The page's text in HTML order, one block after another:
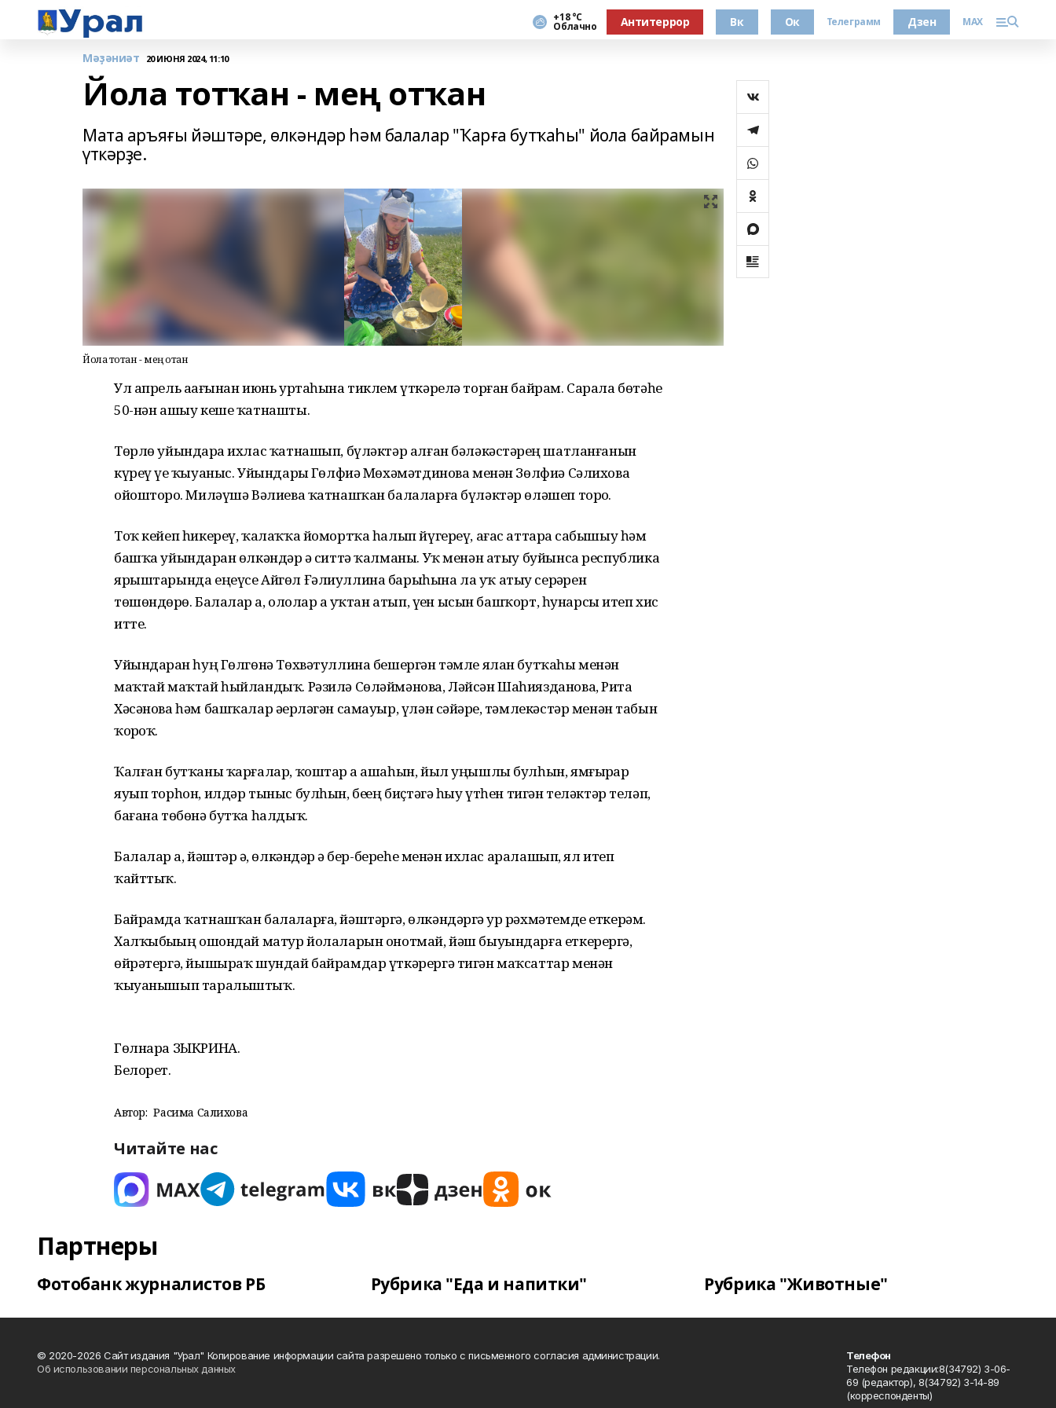
+18 °С
Облачно Антитеррор Вк Ок Телеграмм Дзен MAX
Мәҙәниәт 20 ИЮНЯ 2024, 11:10
Йола тотҡан - мең отҡан
Мата аръяғы йәштәре, өлкәндәр һәм балалар "Ҡарға бутҡаһы" йола байрамын
үткәрҙе.
Йола тотҡан - мең отҡан
Ул апрель аҙағынан июнь уртаһына тиклем үткәрелә торған байрам. Сарала бөтәһе
50-нән ашыу кеше ҡатнашты.
Төрлө уйындарҙа ихлас ҡатнашып, бүләктәр алған бәләкәстәрҙең шатланғанын
күреү үҙе ҡыуаныс. Уйындарҙы Гөлфиә Мөхәмәтдинова менән Зөлфиә Сәлихова
ойошторҙо. Миләүшә Вәлиева ҡатнашҡан балаларға бүләктәр өләшеп торҙо.
Тоҡ кейеп һикереү, ҡалаҡҡа йомортҡа һалып йүгереү, ағас аттарҙа сабышыу һәм
башҡа уйындарҙан өлкәндәр ҙә ситтә ҡалманы. Уҡ менән атыу буйынса республика
ярыштарында еңеүсе Айгөл Ғәлиуллина барыһына ла уҡ атыу серҙәрен
төшөндөрҙө. Балалар ҙа, ололар ҙа уҡтан атып, үҙен ысын башҡорт, һунарсы итеп хис
итте.
Уйындарҙан һуң Гөлгөнә Төхвәтуллина бешергән тәмле ялан бутҡаһы менән
маҡтай маҡтай һыйландыҡ. Рәзилә Сөләймәнова, Ләйсән Шаһиязданова, Рита
Хәсәнова һәм башҡалар әҙерләгән самауыр, үлән сәйҙәре, тәмлекәстәр менән табын
ҡорҙоҡ.
Ҡалған бутҡаны ҡарғалар, ҡоштар ҙа ашаһын, йыл уңышлы булһын, ямғырҙар
яуып торһон, илдәр тыныс булһын, беҙҙең биҫтәгә һыу үтһен тигән теләктәр теләп,
бағана төбөнә бутҡа һалдыҡ.
Балалар ҙа, йәштәр ҙә, өлкәндәр ҙә бер-береһе менән ихлас аралашып, ял итеп
ҡайттыҡ.
Байрамда ҡатнашҡан балаларға, йәштәргә, өлкәндәргә ҙур рәхмәтемде еткерәм.
Халҡыбыҙҙың ошондай матур йолаларын онотмай, йәш быуындарға еткерергә,
өйрәтергә, йышыраҡ шундай байрамдар үткәрергә тигән маҡсаттар менән
ҡыуанышып таралыштыҡ.
Гөлнара ЗЫКРИНА.
Белорет.
Автор: Расима Салихова
Читайте нас
Партнеры
Фотобанк журналистов РБ Рубрика "Еда и напитки" Рубрика "Животные"
© 2020-2026 Сайт издания "Урал" Копирование информации сайта разрешено только с письменного согласия администрации.
Об использовании персональных данных
Телефон
Телефон редакции:8(34792) 3-06-
69 (редактор), 8(34792) 3-14-89
(корреспонденты)